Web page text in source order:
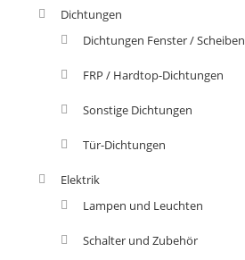
Dichtungen
Dichtungen Fenster / Scheiben
FRP / Hardtop-Dichtungen
Sonstige Dichtungen
Tür-Dichtungen
Elektrik
Lampen und Leuchten
Schalter und Zubehör